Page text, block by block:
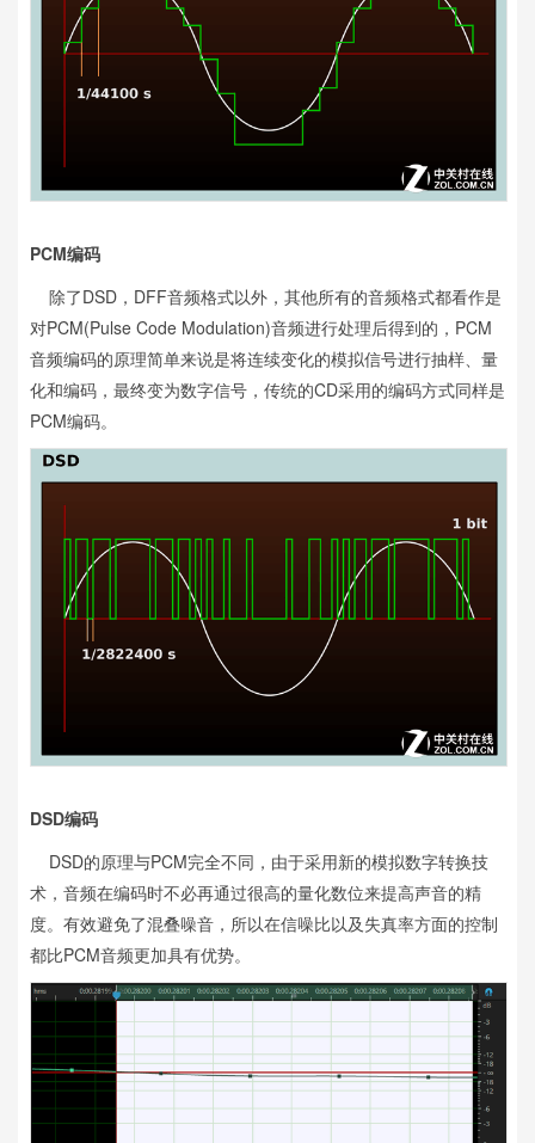
PCM编码
除了DSD，DFF音频格式以外，其他所有的音频格式都看作是
对PCM(Pulse Code Modulation)音频进行处理后得到的，PCM
音频编码的原理简单来说是将连续变化的模拟信号进行抽样、量
化和编码，最终变为数字信号，传统的CD采用的编码方式同样是
PCM编码。
DSD编码
DSD的原理与PCM完全不同，由于采用新的模拟数字转换技
术，音频在编码时不必再通过很高的量化数位来提高声音的精
度。有效避免了混叠噪音，所以在信噪比以及失真率方面的控制
都比PCM音频更加具有优势。